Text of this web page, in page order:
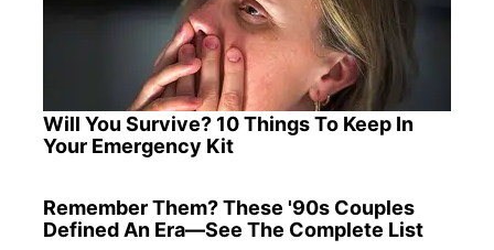
Will You Survive? 10 Things To Keep In
Your Emergency Kit
Remember Them? These '90s Couples
Defined An Era—See The Complete List